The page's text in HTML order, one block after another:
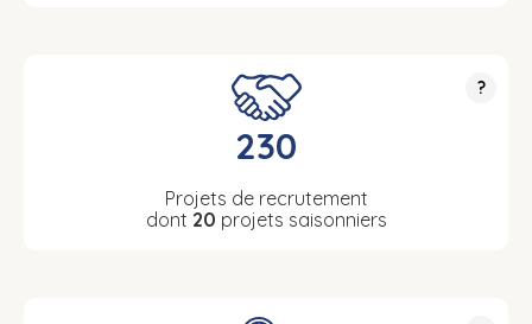
?
230
Projets de recrutement
dont 20 projets saisonniers